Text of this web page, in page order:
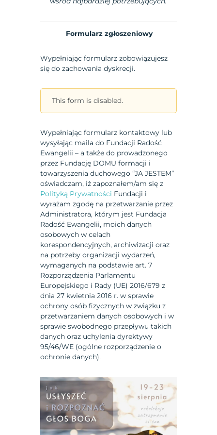
Formularz zgłoszeniowy
Wypełniając formularz zobowiązujesz
się do zachowania dyskrecji.
This form is disabled.
Wypełniając formularz kontaktowy lub
wysyłając maila do Fundacji Radość
Ewangelii – a także do prowadzonego
przez Fundację DOMU formacji i
towarzyszenia duchowego “JA JESTEM”
oświadczam, iż zapoznałem/am się z
Polityką Prywatności Fundacji i
wyrażam zgodę na przetwarzanie przez
Administratora, którym jest Fundacja
Radość Ewangelii, moich danych
osobowych w celach
korespondencyjnych, archiwizacji oraz
na potrzeby organizacji wydarzeń,
wymaganych na podstawie art. 7
Rozporządzenia Parlamentu
Europejskiego i Rady (UE) 2016/679 z
dnia 27 kwietnia 2016 r. w sprawie
ochrony osób fizycznych w związku z
przetwarzaniem danych osobowych i w
sprawie swobodnego przepływu takich
danych oraz uchylenia dyrektywy
95/46/WE (ogólne rozporządzenie o
ochronie danych).